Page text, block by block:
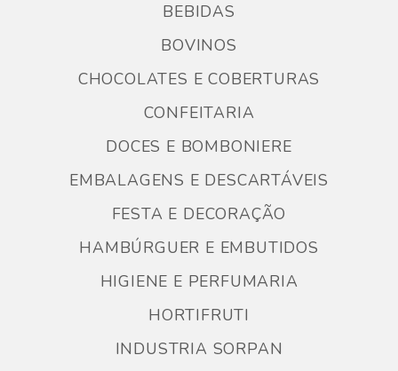
BEBIDAS
BOVINOS
CHOCOLATES E COBERTURAS
CONFEITARIA
DOCES E BOMBONIERE
EMBALAGENS E DESCARTÁVEIS
FESTA E DECORAÇÃO
HAMBÚRGUER E EMBUTIDOS
HIGIENE E PERFUMARIA
HORTIFRUTI
INDUSTRIA SORPAN